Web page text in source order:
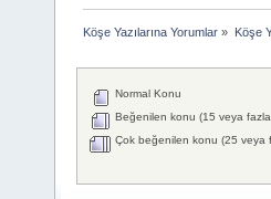
Köşe Yazılarına Yorumlar » Köşe
Normal Konu
Beğenilen konu (15 veya
Çok beğenilen konu (25 veya